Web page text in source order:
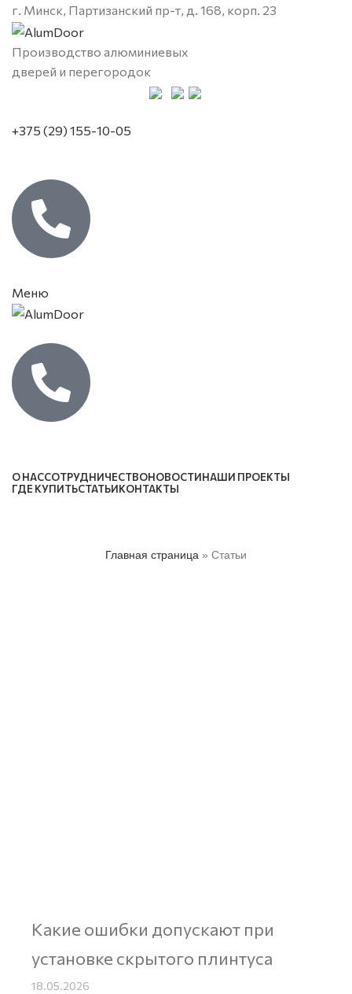
г. Минск, Партизанский пр-т, д. 168, корп. 23
Производство алюминиевых
дверей и перегородок
+375 (29) 155-10-05
Меню
О НАССОТРУДНИЧЕСТВОНОВОСТИНАШИ ПРОЕКТЫ
ГДЕ КУПИТЬСТАТЬИКОНТАКТЫ
Главная страница » Статьи
Какие ошибки допускают при
установке скрытого плинтуса
18.05.2026